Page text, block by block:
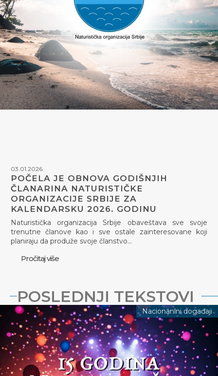
03.01.2026.
POČELA JE OBNOVA GODIŠNJIH
ČLANARINA NATURISTIČKE
ORGANIZACIJE SRBIJE ZA
KALENDARSKU 2026. GODINU
Naturistička organizacija Srbije obaveštava sve svoje
trenutne članove kao i sve ostale zainteresovane koji
planiraju da produže svoje članstvo…
Pročitaj više
POSLEDNJI TEKSTOVI
Nacionanlni događaji